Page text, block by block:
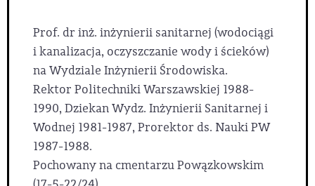
Prof. dr inż. inżynierii sanitarnej (wodociągi
i kanalizacja, oczyszczanie wody i ścieków)
na Wydziale Inżynierii Środowiska.
Rektor Politechniki Warszawskiej 1988-
1990, Dziekan Wydz. Inżynierii Sanitarnej i
Wodnej 1981-1987, Prorektor ds. Nauki PW
1987-1988.
Pochowany na cmentarzu Powązkowskim